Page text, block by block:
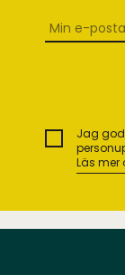
Jag
Läs mer